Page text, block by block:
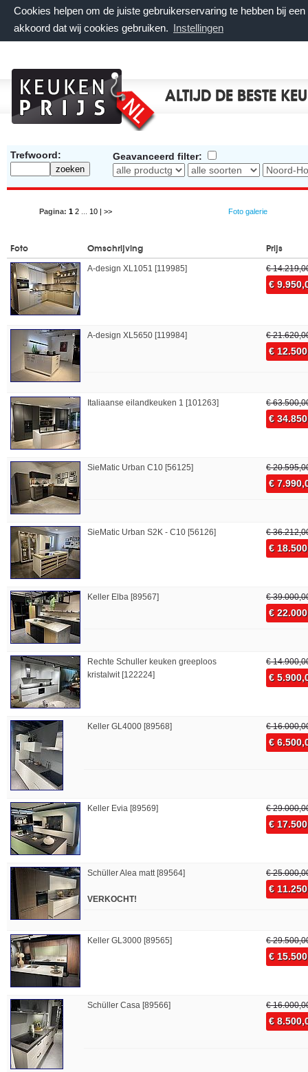
Cookies helpen om de juiste gebruikerservaring te hebben bij
akkoord dat wij cookies gebruiken. Instellingen
ALTIJD DE BESTE
Trefwoord: Geavanceerd filter:
Pagina: 1 2 10 | >> Foto galerie
Foto Omschrijving Prijs
A-design XL1051 [119985] €
€
A-design XL5650 [119984] €
€
Italiaanse eilandkeuken 1 [101263] €
€
SieMatic Urban C10 [56125] €
€
SieMatic Urban S2K - C10 [56126] €
€
Keller Elba [89567] €
€
Rechte Schuller keuken greeploos
kristalwit [122224]
€
€
Keller GL4000 [89568] €
€
Keller Evia [89569] €
€
Schüller Alea matt [89564]
VERKOCHT!
€
€
Keller GL3000 [89565] €
€
Schüller Casa [89566] €
€